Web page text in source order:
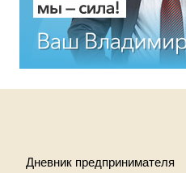
Дневник предпринимателя